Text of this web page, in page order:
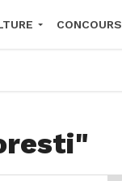
CONCOURS